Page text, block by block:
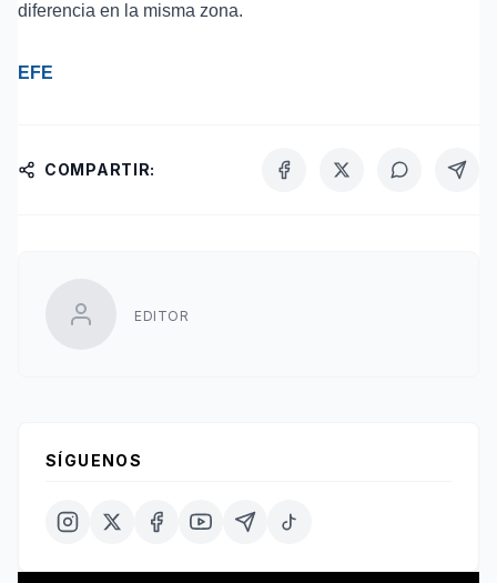
diferencia en la misma zona.
EFE
COMPARTIR:
EDITOR
SÍGUENOS